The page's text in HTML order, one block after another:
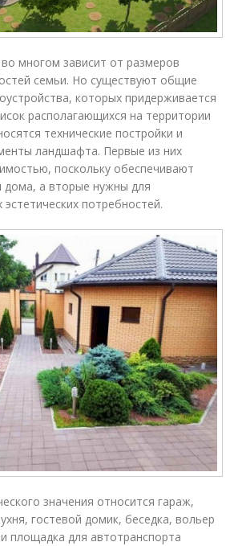
многом зависит от размеров
семьи. Но существуют общие
которых придерживается
располагающихся на территории
технические постройки и
ландшафта. Первые из них
поскольку обеспечивают
а вторые нужны для
потребностей.
значения относится гараж,
гостевой домик, беседка, вольер
площадка для автотранспорта